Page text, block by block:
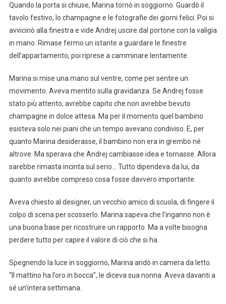
Quando la porta si chiuse, Marina tornò in soggiorno. Guardò il
tavolo festivo, lo champagne e le fotografie dei giorni felici. Poi si
avvicinò alla finestra e vide Andrej uscire dal portone con la valigia
in mano. Rimase fermo un istante a guardare le finestre
dell’appartamento, poi riprese a camminare lentamente.
Marina si mise una mano sul ventre, come per sentire un
movimento. Aveva mentito sulla gravidanza. Se Andrej fosse
stato più attento, avrebbe capito che non avrebbe bevuto
champagne in dolce attesa. Ma per il momento quel bambino
esisteva solo nei piani che un tempo avevano condiviso. E, per
quanto Marina desiderasse, il bambino non era in grembo né
altrove. Ma sperava che Andrej cambiasse idea e tornasse. Allora
sarebbe rimasta incinta sul serio… Tutto dipendeva da lui, da
quanto avrebbe compreso cosa fosse davvero importante.
Aveva chiesto al designer, un vecchio amico di scuola, di fingere il
colpo di scena per scosserlo. Marina sapeva che l’inganno non è
una buona base per ricostruire un rapporto. Ma a volte bisogna
perdere tutto per capire il valore di ciò che si ha.
Speg­nendo la luce in soggiorno, Marina andò in camera da letto.
“Il mattino ha l’oro in bocca”, le diceva sua nonna. Aveva davanti a
sé un’intera settimana.